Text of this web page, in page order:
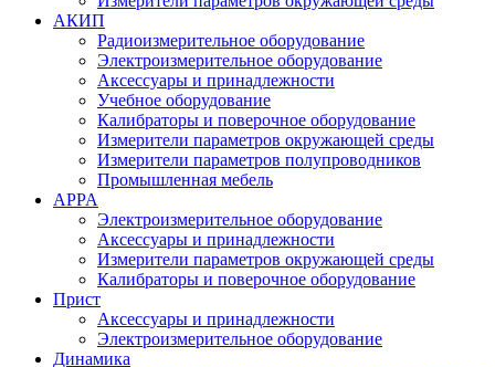
АКИП
Радиоизмерительное оборудование
Электроизмерительное оборудование
Аксессуары и принадлежности
Учебное оборудование
Калибраторы и поверочное оборудование
Измерители параметров окружающей среды
Измерители параметров полупроводников
Промышленная мебель
APPA
Электроизмерительное оборудование
Аксессуары и принадлежности
Измерители параметров окружающей среды
Калибраторы и поверочное оборудование
Прист
Аксессуары и принадлежности
Электроизмерительное оборудование
Динамика